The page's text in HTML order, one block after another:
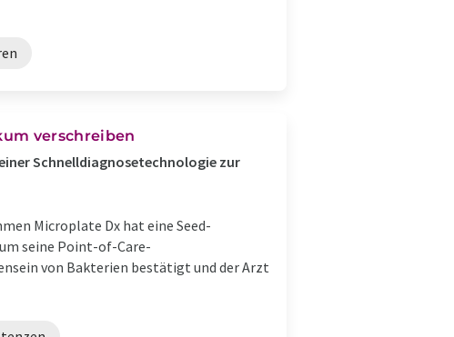
verschreiben
Schnelldiagnosetechnologie zur
Microplate Dx hat eine Seed-
seine Point-of-Care-
von Bakterien bestätigt und der Arzt